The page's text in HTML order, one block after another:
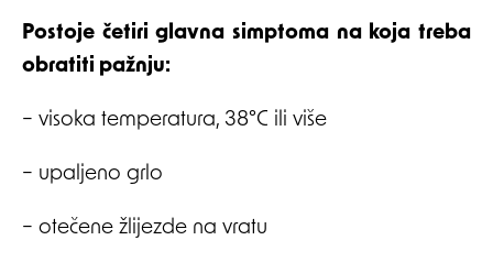
Postoje četiri glavna simptoma na koja treba
obratiti pažnju:
– visoka temperatura, 38°C ili više
– upaljeno grlo
– otečene žlijezde na vratu